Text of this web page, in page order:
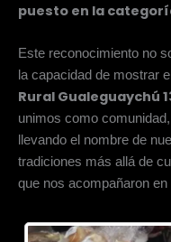
puesto en la
Este reconocimiento no
la capacidad de mostrar
Rural Gualeguaychú
unimos como
llevando el nombre de
tradiciones más allá de
que nos acompañaron